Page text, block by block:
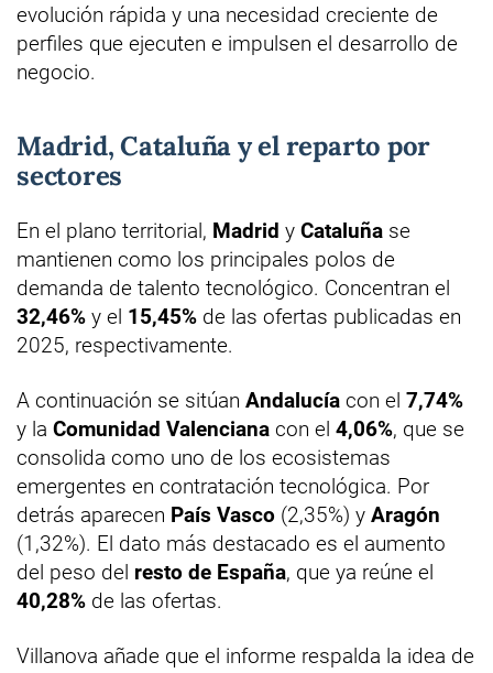
evolución rápida y una necesidad creciente de
perfiles que ejecuten e impulsen el desarrollo de
negocio.
Madrid, Cataluña y el reparto por
sectores
En el plano territorial, Madrid y Cataluña se
mantienen como los principales polos de
demanda de talento tecnológico. Concentran el
32,46% y el 15,45% de las ofertas publicadas en
2025, respectivamente.
A continuación se sitúan Andalucía con el 7,74%
y la Comunidad Valenciana con el 4,06%, que se
consolida como uno de los ecosistemas
emergentes en contratación tecnológica. Por
detrás aparecen País Vasco (2,35%) y Aragón
(1,32%). El dato más destacado es el aumento
del peso del resto de España, que ya reúne el
40,28% de las ofertas.
Villanova añade que el informe respalda la idea de